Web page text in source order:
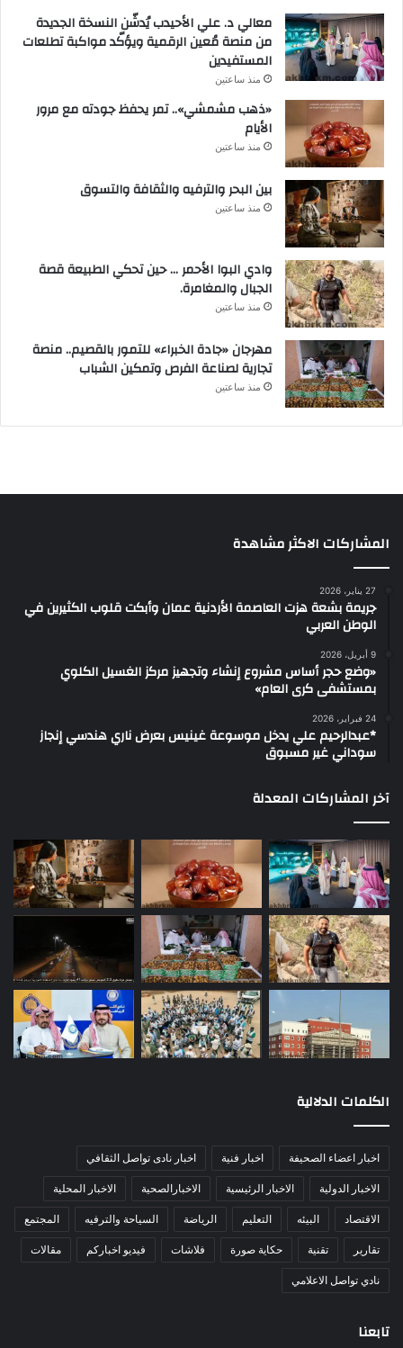
معالي د. علي الأحيدب يُدشّن النسخة الجديدة
من منصة مُعين الرقمية ويؤكّد مواكبة تطلعات
المستفيدين
منذ ساعتين
«ذهب مشمشي».. تمر يحفظ جودته مع مرور
الأيام
منذ ساعتين
بين البحر والترفيه والثقافة والتسوق
منذ ساعتين
وادي البوا الأحمر … حين تحكي الطبيعة قصة
الجبال والمغامرة.
منذ ساعتين
مهرجان «جادة الخبراء» للتمور بالقصيم.. منصة
تجارية لصناعة الفرص وتمكين الشباب
منذ ساعتين
المشاركات الاكثر مشاهدة
27 يناير، 2026
جريمة بشعة هزت العاصمة الأردنية عمان وأبكت قلوب الكثيرين في
الوطن العربي
9 أبريل، 2026
«وضع حجر أساس مشروع إنشاء وتجهيز مركز الغسيل الكلوي
بمستشفى كرى العام»
24 فبراير، 2026
*عبدالرحيم علي يدخل موسوعة غينيس بعرض ناري هندسي إنجاز
سوداني غير مسبوق
آخر المشاركات المعدلة
الكلمات الدلالية
اخبار اعضاء الصحيفة اخبار فنية اخبار نادى تواصل الثقافي
الاخبار الدولية الاخبار الرئيسية الاخبارالصحية الاخبار المحلية
الاقتصاد البيئه التعليم الرياضة السياحة والترفيه المجتمع
تقارير تقنية حكاية صورة فلاشات فيديو اخباركم مقالات
نادي تواصل الاعلامي
تابعنا